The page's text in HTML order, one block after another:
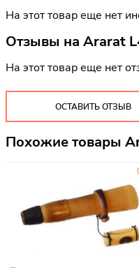
На этот товар еще нет
Отзывы на Ararat
На этот товар еще нет
ОСТАВИТЬ ОТЗЫВ
Похожие товары